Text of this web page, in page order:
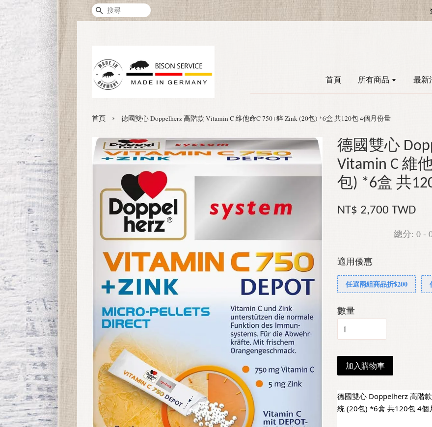
搜尋
首頁 所有商品 最新
首頁 › 德國雙心 Doppelherz 高階款 Vitamin C 維他命C 750+鋅 Zink (20包) *6盒 共120包 4個月份量
德國雙心
Vitamin C 維
包) *6盒 共
NT$ 2,700 TWD
總分: 0 -
適用優惠
任選兩組商品折$200
數量
加入購物車
德國雙心 Doppelherz 高階
統 (20包) *6盒 共120包 4個